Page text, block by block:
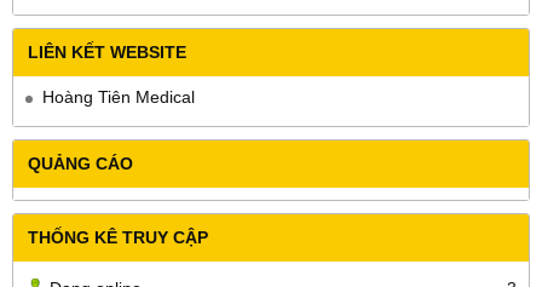
LIÊN KẾT WEBSITE
Hoàng Tiên Medical
QUẢNG CÁO
THỐNG KÊ TRUY CẬP